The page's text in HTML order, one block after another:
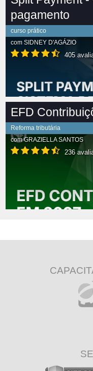
pagamento
curso prático
com SIDNEY D'AGÁZIO
405
EFD
Reforma tributária
comGRAZIELLA SANTOS
236